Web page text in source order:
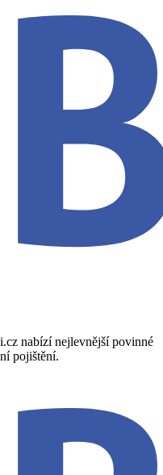
nabízí nejlevnější povinné
pojištění.